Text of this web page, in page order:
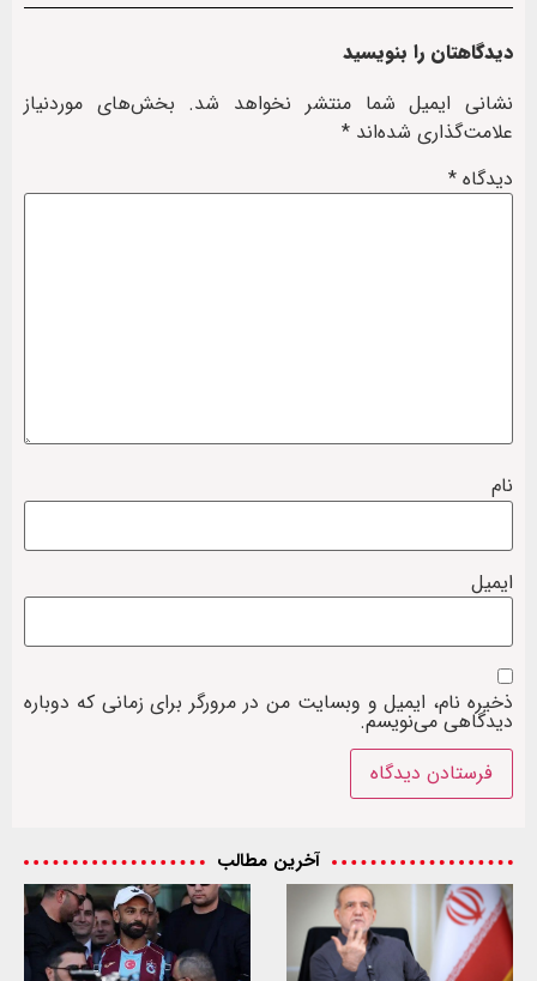
دیدگاهتان را بنویسید
نشانی ایمیل شما منتشر نخواهد شد. بخش‌های موردنیاز
علامت‌گذاری شده‌اند *
دیدگاه *
نام
ایمیل
ذخیره نام، ایمیل و وبسایت من در مرورگر برای زمانی که دوباره
دیدگاهی می‌نویسم.
آخرین مطالب